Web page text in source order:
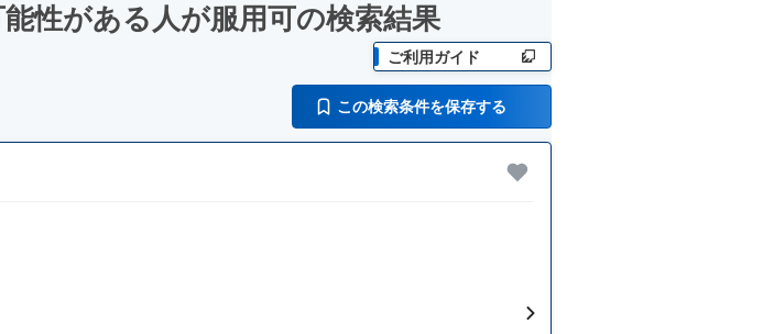
性がある人が服用可の検索結果
ご利用ガイド
この検索条件を保存する